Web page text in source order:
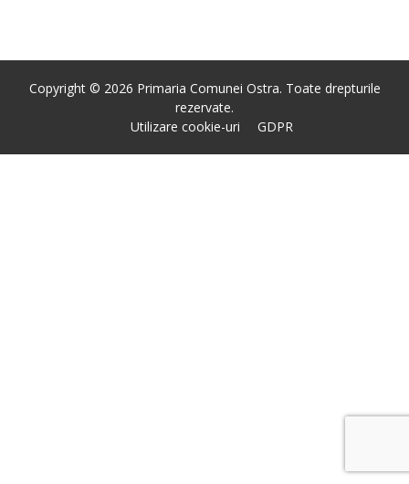
Copyright © 2026 Primaria Comunei Ostra. Toate drepturile
rezervate.
Utilizare cookie-uri
GDPR